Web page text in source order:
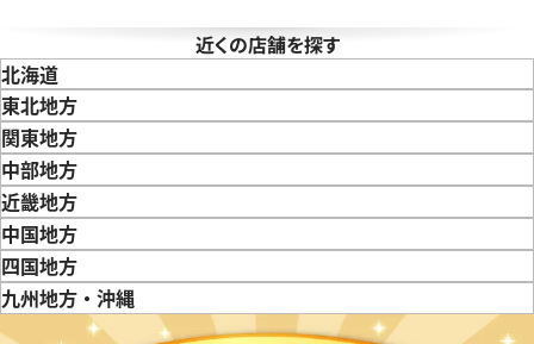
日時点の参考買取価格です
※2022年6月27日時点の参考
近くの店舗を探す
北海道
東北地方
青森県岩手県
関東地方
東京都神奈川県
中部地方
新潟県富山県
近畿地方
三重県滋賀県
中国地方
鳥取県島根県
四国地方
徳島県香川県愛媛県
九州地方・沖縄
福岡県
佐賀県 長崎県 熊本県大分県宮崎県鹿児島県